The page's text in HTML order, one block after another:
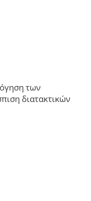
των
διατακτικών